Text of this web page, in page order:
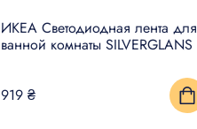
ИКЕА Светодиодная лента для
ванной комнаты SILVERGLANS
919 ₴